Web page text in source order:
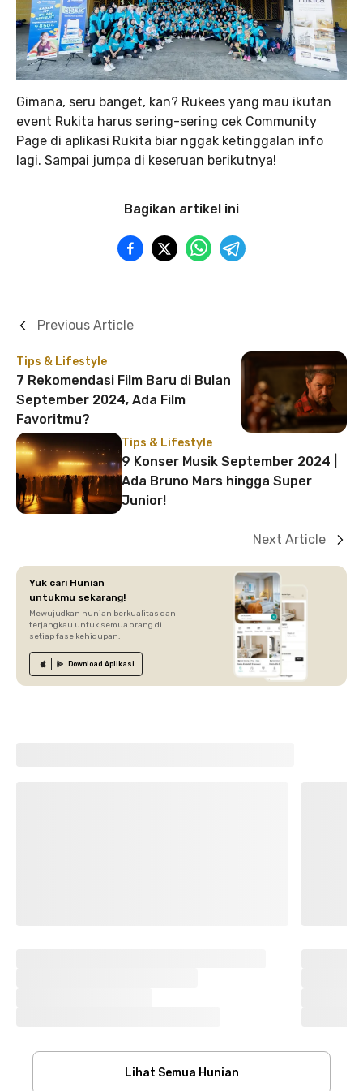
Gimana, seru banget, kan? Rukees yang mau ikutan
event Rukita harus sering-sering cek Community
Page di aplikasi Rukita biar nggak ketinggalan info
lagi. Sampai jumpa di keseruan berikutnya!
Bagikan artikel ini
Tips & Lifestyle
7 Rekomendasi Film Baru di Bulan
September 2024, Ada Film
Favoritmu?
Previous Article
Tips & Lifestyle
9 Konser Musik September 2024 |
Ada Bruno Mars hingga Super
Junior!
Next Article
Yuk cari Hunian
untukmu sekarang!
Mewujudkan hunian berkualitas dan
terjangkau untuk semua orang di
setiap fase kehidupan.
Download Aplikasi
Lihat Semua Hunian